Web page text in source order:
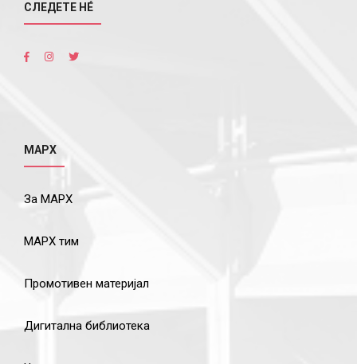
СЛЕДЕТЕ НÉ
МАРХ
За МАРХ
МАРХ тим
Промотивен материјал
Дигитална библиотека